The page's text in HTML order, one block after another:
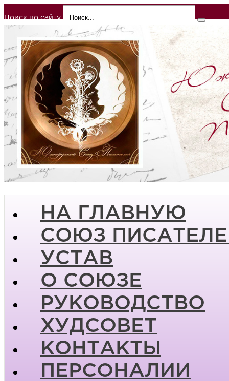
Поиск по сайту
НА ГЛАВНУЮ
СОЮЗ
УСТАВ
О СОЮЗЕ
РУКОВОДСТВО
ХУДСОВЕТ
КОНТАКТЫ
ПЕРСОНАЛИИ